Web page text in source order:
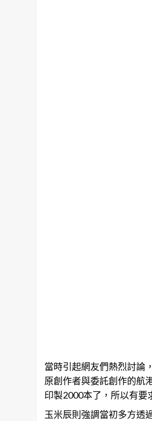
當時引起網友們熱烈討論
原創作者與委託創作的航
印製2000本了，所以有要
玉米辰則強調當初多方透